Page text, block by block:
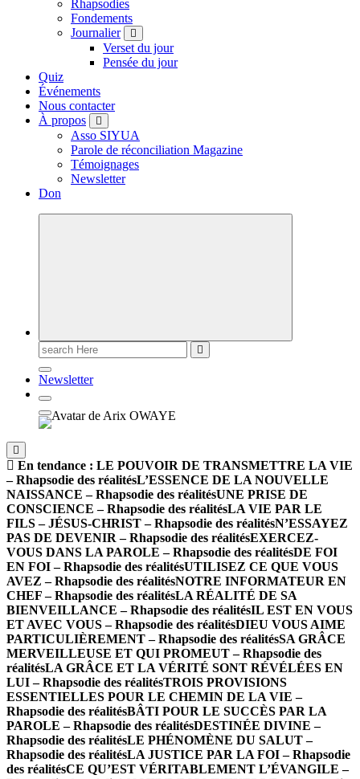
Rhapsodies
Fondements
Journalier
Verset du jour
Pensée du jour
Quiz
Événements
Nous contacter
À propos
Asso SIYUA
Parole de réconciliation Magazine
Témoignages
Newsletter
Don
Newsletter
En tendance : LE POUVOIR DE TRANSMETTRE LA VIE
– Rhapsodie des réalitésL’ESSENCE DE LA NOUVELLE
NAISSANCE – Rhapsodie des réalitésUNE PRISE DE
CONSCIENCE – Rhapsodie des réalitésLA VIE PAR LE
FILS – JÉSUS-CHRIST – Rhapsodie des réalitésN’ESSAYEZ
PAS DE DEVENIR – Rhapsodie des réalitésEXERCEZ-
VOUS DANS LA PAROLE – Rhapsodie des réalitésDE FOI
EN FOI – Rhapsodie des réalitésUTILISEZ CE QUE VOUS
AVEZ – Rhapsodie des réalitésNOTRE INFORMATEUR EN
CHEF – Rhapsodie des réalitésLA RÉALITÉ DE SA
BIENVEILLANCE – Rhapsodie des réalitésIL EST EN VOUS
ET AVEC VOUS – Rhapsodie des réalitésDIEU VOUS AIME
PARTICULIÈREMENT – Rhapsodie des réalitésSA GRÂCE
MERVEILLEUSE ET QUI PROMEUT – Rhapsodie des
réalitésLA GRÂCE ET LA VÉRITÉ SONT RÉVÉLÉES EN
LUI – Rhapsodie des réalitésTROIS PROVISIONS
ESSENTIELLES POUR LE CHEMIN DE LA VIE –
Rhapsodie des réalitésBÂTI POUR LE SUCCÈS PAR LA
PAROLE – Rhapsodie des réalitésDESTINÉE DIVINE –
Rhapsodie des réalitésLE PHÉNOMÈNE DU SALUT –
Rhapsodie des réalitésLA JUSTICE PAR LA FOI – Rhapsodie
des réalitésCE QU’EST VÉRITABLEMENT L’ÉVANGILE –